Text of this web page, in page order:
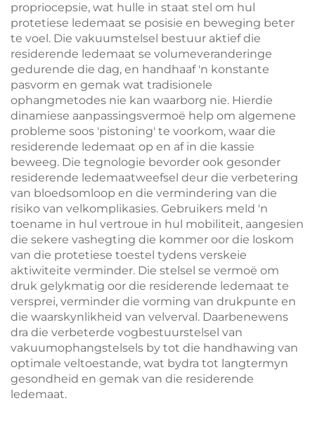
propriocepsie, wat hulle in staat stel om hul
protetiese ledemaat se posisie en beweging beter
te voel. Die vakuumstelsel bestuur aktief die
residerende ledemaat se volumeveranderinge
gedurende die dag, en handhaaf 'n konstante
pasvorm en gemak wat tradisionele
ophangmetodes nie kan waarborg nie. Hierdie
dinamiese aanpassingsvermoë help om algemene
probleme soos 'pistoning' te voorkom, waar die
residerende ledemaat op en af in die kassie
beweeg. Die tegnologie bevorder ook gesonder
residerende ledemaatweefsel deur die verbetering
van bloedsomloop en die vermindering van die
risiko van velkomplikasies. Gebruikers meld 'n
toename in hul vertroue in hul mobiliteit, aangesien
die sekere vashegting die kommer oor die loskom
van die protetiese toestel tydens verskeie
aktiwiteite verminder. Die stelsel se vermoë om
druk gelykmatig oor die residerende ledemaat te
versprei, verminder die vorming van drukpunte en
die waarskynlikheid van velverval. Daarbenewens
dra die verbeterde vogbestuurstelsel van
vakuumophangstelsels by tot die handhawing van
optimale veltoestande, wat bydra tot langtermyn
gesondheid en gemak van die residerende
ledemaat.